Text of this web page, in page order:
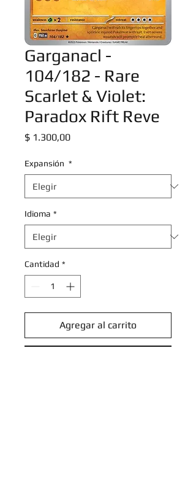
Garganacl -
104/182 - Rare
Scarlet & Violet:
Paradox Rift Reve
$ 1.300,00Precio
Expansión *
Idioma *
Cantidad *
Agregar al carrito